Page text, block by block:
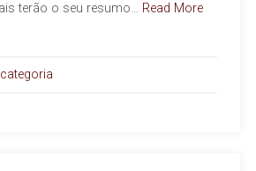
terão o seu resumo… Read More